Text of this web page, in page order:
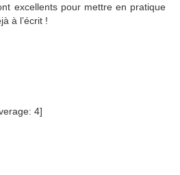
excellents pour mettre en pratique
à l’écrit !
4]